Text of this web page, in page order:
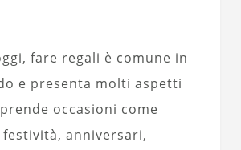
fare regali è comune in
e presenta molti aspetti
occasioni come
anniversari,